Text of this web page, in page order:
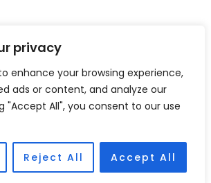
privacy
enhance your browsing experience,
ads or content, and analyze our
"Accept All", you consent to our use
Reject All Accept All
– Design by: Thinking digital